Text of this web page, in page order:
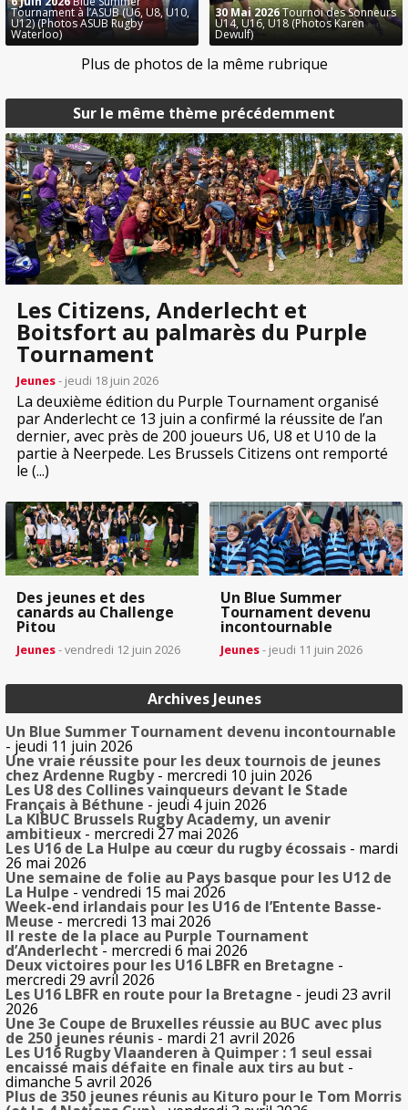
Sur le même thème précédemment
Les Citizens, Anderlecht et
Boitsfort au palmarès du Purple
Tournament
Jeunes- jeudi 18 juin 2026
La deuxième édition du Purple Tournament organisé
par Anderlecht ce 13 juin a confirmé la réussite de l’an
dernier, avec près de 200 joueurs U6, U8 et U10 de la
partie à Neerpede. Les Brussels Citizens ont remporté
le (...)
Des jeunes et des
canards au Challenge
Pitou
Jeunes- vendredi 12 juin 2026
Un Blue Summer
Tournament devenu
incontournable
Jeunes- jeudi 11 juin 2026
Archives Jeunes
Un Blue Summer Tournament devenu incontournable
- jeudi 11 juin 2026
Une vraie réussite pour les deux tournois de jeunes
chez Ardenne Rugby- mercredi 10 juin 2026
Les U8 des Collines vainqueurs devant le Stade
Français à Béthune - jeudi 4 juin 2026
La KIBUC Brussels Rugby Academy, un avenir
ambitieux - mercredi 27 mai 2026
Les U16 de La Hulpe au cœur du rugby écossais - mardi
26 mai 2026
Une semaine de folie au Pays basque pour les U12 de
La Hulpe - vendredi 15 mai 2026
Week-end irlandais pour les U16 de l’Entente Basse-
Meuse - mercredi 13 mai 2026
Il reste de la place au Purple Tournament
d’Anderlecht- mercredi 6 mai 2026
Deux victoires pour les U16 LBFR en Bretagne -
mercredi 29 avril 2026
Les U16 LBFR en route pour la Bretagne - jeudi 23 avril
2026
Une 3e Coupe de Bruxelles réussie au BUC avec plus
de 250 jeunes réunis - mardi 21 avril 2026
Les U16 Rugby Vlaanderen à Quimper : 1 seul essai
encaissé mais défaite en finale aux tirs au but -
dimanche 5 avril 2026
Plus de 350 jeunes réunis au Kituro pour le Tom Morris
Tournament à l’ASUB (U6, U8, U10,
U12) (Photos ASUB Rugby
Waterloo)
30 Mai 2026Tournoi des Sonneurs
U14, U16, U18 (Photos Karen
Dewulf)
Plus de photos de la même rubrique